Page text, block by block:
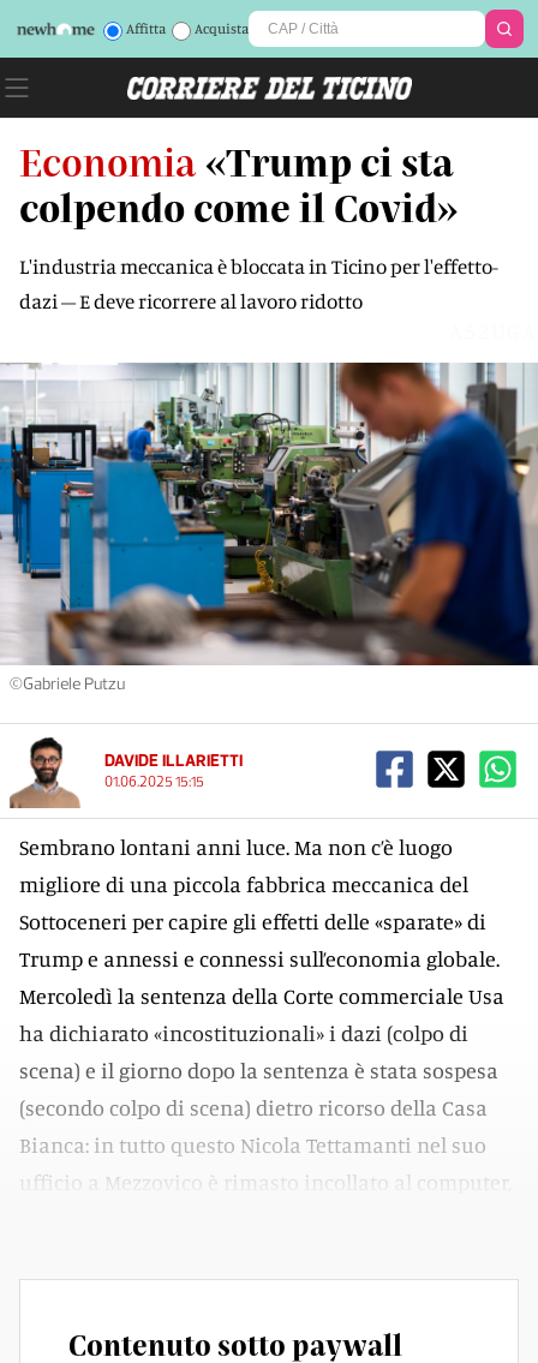
Affitta Acquista
Economia «Trump ci sta
colpendo come il Covid»
L'industria meccanica è bloccata in Ticino per l'effetto-
dazi – E deve ricorrere al lavoro ridotto
©Gabriele Putzu
DAVIDE ILLARIETTI
01.06.2025 15:15
Sembrano lontani anni luce. Ma non c’è luogo
migliore di una piccola fabbrica meccanica del
Sottoceneri per capire gli effetti delle «sparate» di
Trump e annessi e connessi sull’economia globale.
Mercoledì la sentenza della Corte commerciale Usa
ha dichiarato «incostituzionali» i dazi (colpo di
scena) e il giorno dopo la sentenza è stata sospesa
(secondo colpo di scena) dietro ricorso della Casa
Bianca: in tutto questo Nicola Tettamanti nel suo
ufficio a Mezzovico è rimasto incollato al computer,
Contenuto sotto paywall